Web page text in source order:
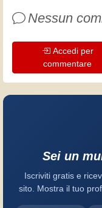
Nessun
Accedi per
commentare
Sei un
Iscriviti gratis e
sito. Mostra il tuo